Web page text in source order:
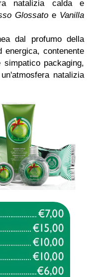
natalizia calda e
Glossato e Vanilla
dal profumo della
energica, contenente
packaging,
natalizia